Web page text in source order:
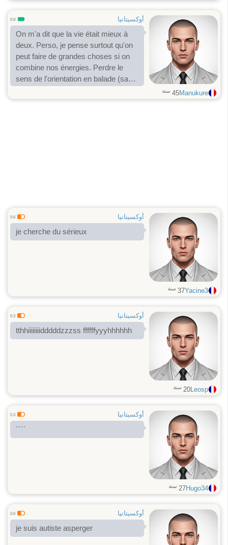
أوكسيتانيا 0.9
On m'a dit que la vie était mieux à
deux. Perso, je pense surtout qu'on
peut faire de grandes choses si on
combine nos énergies. ​Perdre le
sens de l'orientation en balade (sans
ou des voyages parfois improvisées
Manukure
45 سنة
أوكسيتانيا 0.6
je cherche du sérieux
Yacine3
37 سنة
أوكسيتانيا 0.3
tthhiiiiiiiidddddzzzss ffffffyyyhhhhhh
Leosp
20 سنة
أوكسيتانيا 0.3
´´´´
Hugo34
27 سنة
أوكسيتانيا 0.6
je suis autiste asperger